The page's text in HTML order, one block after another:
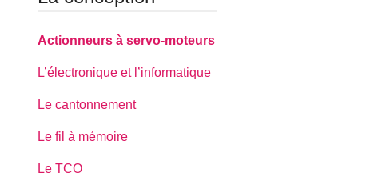
Actionneurs à servo-moteurs
L’électronique et l’informatique
Le cantonnement
Le fil à mémoire
Le TCO